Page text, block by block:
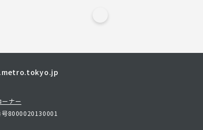
ーナー
号8000020130001